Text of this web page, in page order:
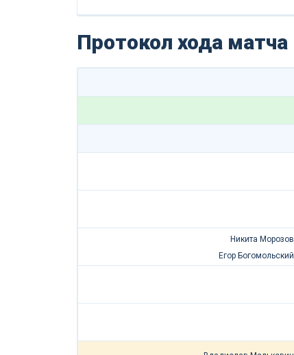
Протокол хода матча
Никита Морозов
Егор Богомольский